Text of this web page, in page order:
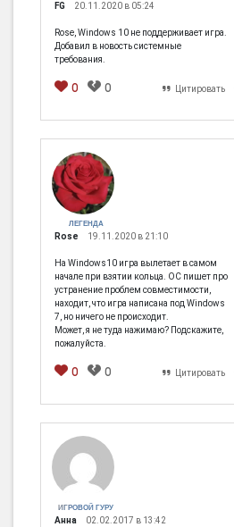
FG 20.11.2020 в 05:24
Rose, Windows 10 не поддерживает игра.
Добавил в новость системные
требования.
0 0 Цитировать
ЛЕГЕНДА
Rose 19.11.2020 в 21:10
На Windows10 игра вылетает в самом
начале при взятии кольца. ОС пишет про
устранение проблем совместимости,
находит, что игра написана под Windows
7, но ничего не происходит.
Может, я не туда нажимаю? Подскажите,
пожалуйста.
0 0 Цитировать
ИГРОВОЙ ГУРУ
Анна 02.02.2017 в 13:42